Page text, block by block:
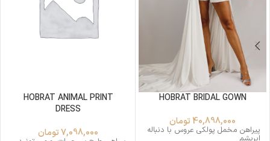
HOBRAT BRIDAL GOWN
40,898,000 تومان
پیراهن مخمل پولکی عروس با دنباله
ابریشم
HOBRAT ANIMAL PRINT
DRESS
7,098,000تومان